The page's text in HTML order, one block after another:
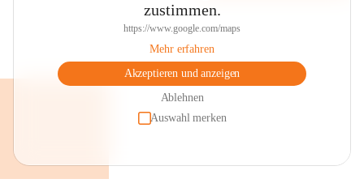
zustimmen.
https://www.google.com/maps
Mehr erfahren
Akzeptieren und anzeigen
Ablehnen
Auswahl merken